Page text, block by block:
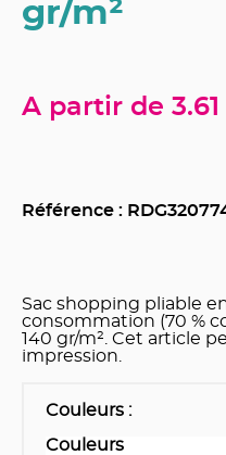
gr/m²
A partir de
Référence : RDG
Sac shopping pliable
consommation (70 %
140 gr/m². Cet article
impression.
Couleurs :
Couleurs